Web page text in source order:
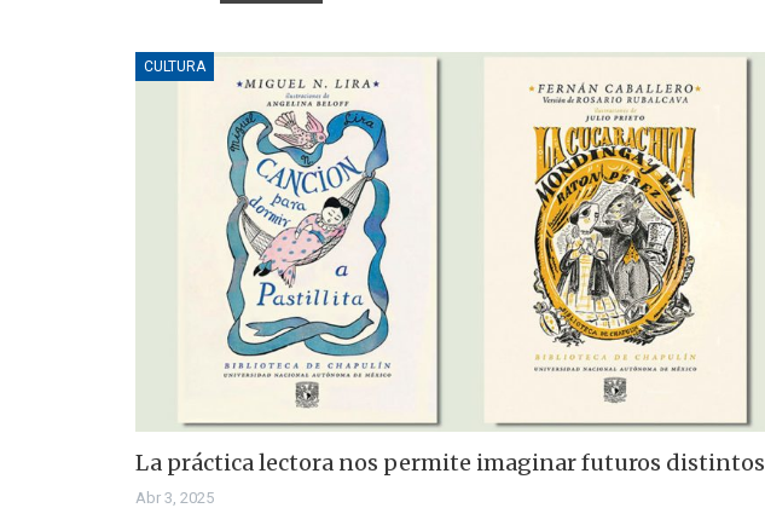
CULTURA
La práctica lectora nos permite imaginar futuros distintos
Abr 3, 2025